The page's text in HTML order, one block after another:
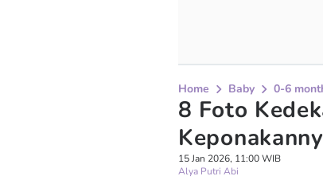
Home Baby 0-6
8 Foto
15 Jan 2026, 11:00 WIB
Alya Putri Abi